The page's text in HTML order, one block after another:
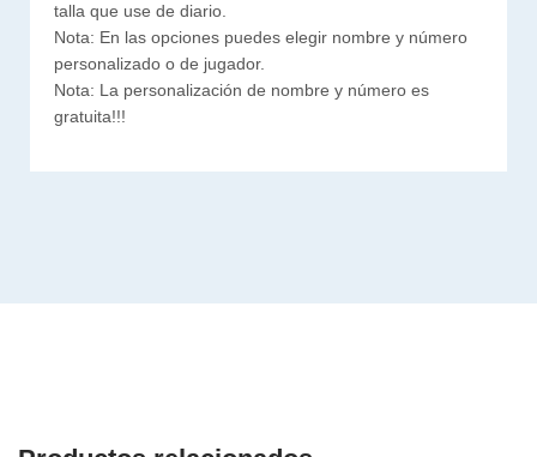
talla que use de diario.
Nota: En las opciones puedes elegir nombre y número
personalizado o de jugador.
Nota: La personalización de nombre y número es
gratuita!!!